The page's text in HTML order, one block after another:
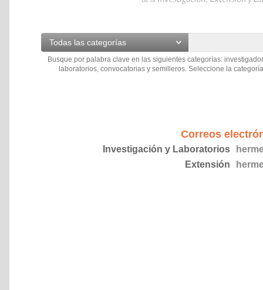
Todas las categorías
Busque por palabra clave en las siguientes categorías:
laboratorios, convocatorias y semilleros. Seleccione la
Correos
Investigación y Laboratorios
Extensión